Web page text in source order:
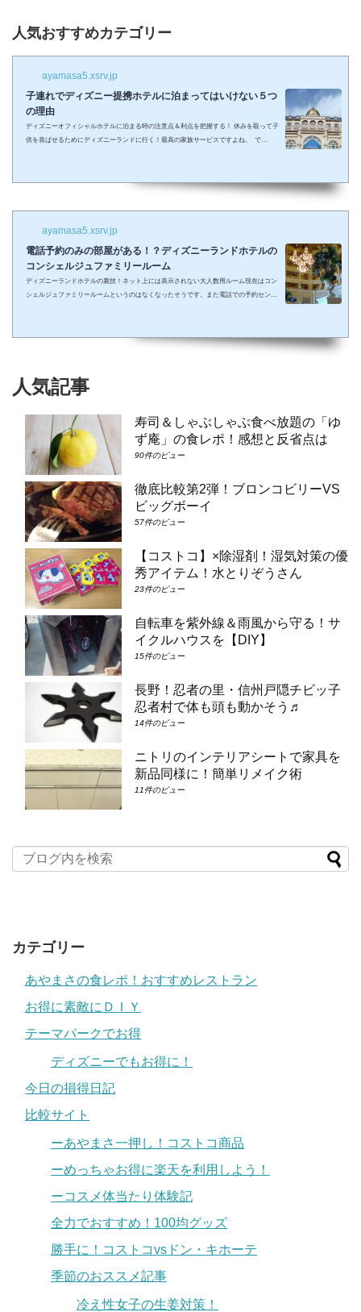
人気おすすめカテゴリー
ayamasa5.xsrv.jp
子連れでディズニー提携ホテルに泊まってはいけない５つ
の理由
ディズニーオフィシャルホテルに泊まる時の注意点＆利点を把握する！ 休みを取って子
供を喜ばせるためにディズニーランドに行く！最高の家族サービスですよね。 で
ラした夢の国を可愛い我が子に見せたかったのに・・・。 そんな時、「ディズニーラ...
ayamasa5.xsrv.jp
電話予約のみの部屋がある！？ディズニーランドホテルの
コンシェルジュファミリールーム
ディズニーランドホテルの裏技！ネット上には表示されない大人数用ルーム現在はコン
シェルジュファミリールームというのはなくなったそうです。また電話での予約センタ
ュ・スーペリアルーム（パークビュー）（7-8階）④コンシェルジュ・デラックスルー
人気記事
寿司＆しゃぶしゃぶ食べ放題の「ゆ
ず庵」の食レポ！感想と反省点は
90件のビュー
徹底比較第2弾！ブロンコビリーVS
ビッグボーイ
57件のビュー
【コストコ】×除湿剤！湿気対策の優
秀アイテム！水とりぞうさん
23件のビュー
自転車を紫外線＆雨風から守る！サ
イクルハウスを【DIY】
15件のビュー
長野！忍者の里・信州戸隠チビッ子
忍者村で体も頭も動かそう♬
14件のビュー
ニトリのインテリアシートで家具を
新品同様に！簡単リメイク術
11件のビュー
カテゴリー
あやまさの食レポ！おすすめレストラン
お得に素敵にＤＩＹ
テーマパークでお得
ディズニーでもお得に！
今日の損得日記
比較サイト
ーあやまさ一押し！コストコ商品
ーめっちゃお得に楽天を利用しよう！
ーコスメ体当たり体験記
全力でおすすめ！100均グッズ
勝手に！コストコvsドン・キホーテ
季節のおススメ記事
冷え性女子の生姜対策！